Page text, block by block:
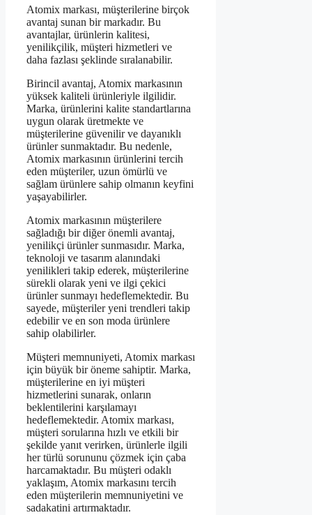
Atomix markası, müşterilerine birçok
avantaj sunan bir markadır. Bu
avantajlar, ürünlerin kalitesi,
yenilikçilik, müşteri hizmetleri ve
daha fazlası şeklinde sıralanabilir.
Birincil avantaj, Atomix markasının
yüksek kaliteli ürünleriyle ilgilidir.
Marka, ürünlerini kalite standartlarına
uygun olarak üretmekte ve
müşterilerine güvenilir ve dayanıklı
ürünler sunmaktadır. Bu nedenle,
Atomix markasının ürünlerini tercih
eden müşteriler, uzun ömürlü ve
sağlam ürünlere sahip olmanın keyfini
yaşayabilirler.
Atomix markasının müşterilere
sağladığı bir diğer önemli avantaj,
yenilikçi ürünler sunmasıdır. Marka,
teknoloji ve tasarım alanındaki
yenilikleri takip ederek, müşterilerine
sürekli olarak yeni ve ilgi çekici
ürünler sunmayı hedeflemektedir. Bu
sayede, müşteriler yeni trendleri takip
edebilir ve en son moda ürünlere
sahip olabilirler.
Müşteri memnuniyeti, Atomix markası
için büyük bir öneme sahiptir. Marka,
müşterilerine en iyi müşteri
hizmetlerini sunarak, onların
beklentilerini karşılamayı
hedeflemektedir. Atomix markası,
müşteri sorularına hızlı ve etkili bir
şekilde yanıt verirken, ürünlerle ilgili
her türlü sorununu çözmek için çaba
harcamaktadır. Bu müşteri odaklı
yaklaşım, Atomix markasını tercih
eden müşterilerin memnuniyetini ve
sadakatini artırmaktadır.